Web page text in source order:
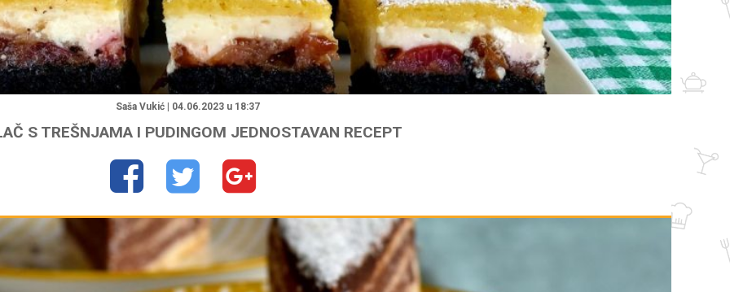
Saša Vukić | 04.06.2023 u 18:37
S TREŠNJAMA I PUDINGOM JEDNOSTAVAN RECEPT